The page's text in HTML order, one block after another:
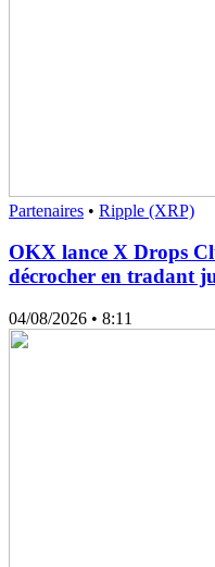
Partenaires • Ripple (XRP)
OKX lance X Drops
décrocher en tradant
04/08/2026 • 8:11